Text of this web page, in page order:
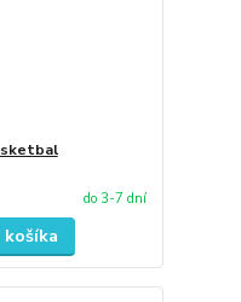
do 3-7 dní